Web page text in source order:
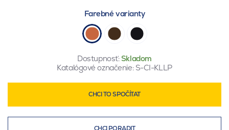
Farebné varianty
Dostupnosť:Skladom
Katalógové označenie: S-CI-KLLP
CHCI TO SPOČÍTAT
CHCI PORADIT